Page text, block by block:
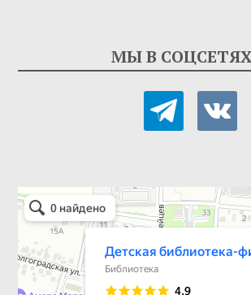
МЫ В
telegramvkontakte
Детская библиотека-филиал № 9
Библиотека в Севастополе